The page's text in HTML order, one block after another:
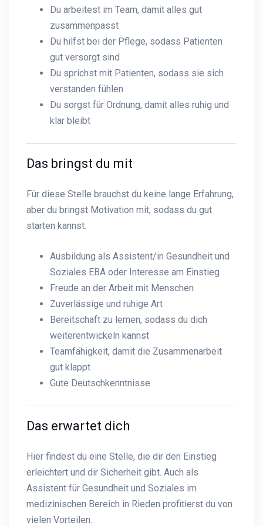
Du arbeitest im Team, damit alles gut
zusammenpasst
Du hilfst bei der Pflege, sodass Patienten
gut versorgt sind
Du sprichst mit Patienten, sodass sie sich
verstanden fühlen
Du sorgst für Ordnung, damit alles ruhig und
klar bleibt
Das bringst du mit
Für diese Stelle brauchst du keine lange Erfahrung,
aber du bringst Motivation mit, sodass du gut
starten kannst.
Ausbildung als Assistent/in Gesundheit und
Soziales EBA oder Interesse am Einstieg
Freude an der Arbeit mit Menschen
Zuverlässige und ruhige Art
Bereitschaft zu lernen, sodass du dich
weiterentwickeln kannst
Teamfähigkeit, damit die Zusammenarbeit
gut klappt
Gute Deutschkenntnisse
Das erwartet dich
Hier findest du eine Stelle, die dir den Einstieg
erleichtert und dir Sicherheit gibt. Auch als
Assistent für Gesundheit und Soziales im
medizinischen Bereich in Rieden profitierst du von
vielen Vorteilen.